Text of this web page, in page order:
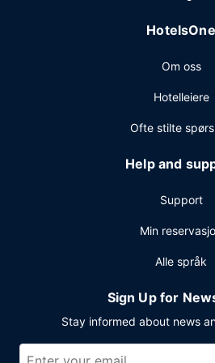
Gjestene tilbys ubetjent parkering
HotelsOne
Om oss
Hotelleiere
Ofte stilte
Help and
Support
Min
Alle språk
Sign Up for
Stay informed about news